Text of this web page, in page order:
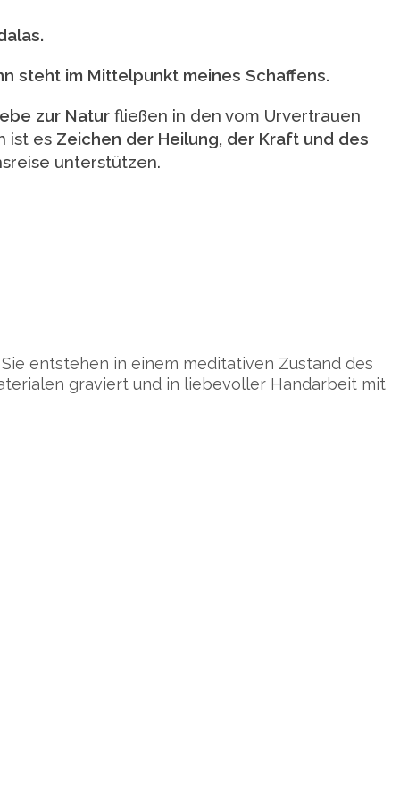
steht im Mittelpunkt meines Schaffens.
zur Naturfließen in den vom Urvertrauen
ist es Zeichen der Heilung, der Kraft und des
unterstützen.
entstehen in einem meditativen Zustand des
graviert und in liebevoller Handarbeit mit